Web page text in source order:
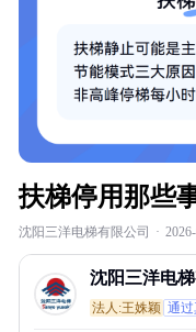
扶梯停用那些
沈阳三洋电梯有限公司 ·
沈阳三洋电
法人:王姝颖 通